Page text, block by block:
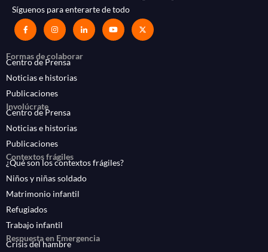
Síguenos para enterarte de todo
Formas de colaborar
Centro de Prensa
Noticias e historias
Publicaciones
Involúcrate
Centro de Prensa
Noticias e historias
Publicaciones
Contextos frágiles
¿Qué son los contextos frágiles?
Niños y niñas soldado
Matrimonio infantil
Refugiados
Trabajo infantil
Respuesta en Emergencia
Crisis del hambre